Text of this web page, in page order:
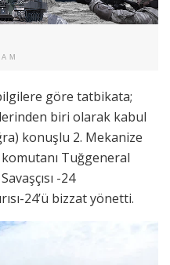
göre tatbikata;
biri olarak kabul
konuşlu 2. Mekanize
Tuğgeneral
-24
24’ü bizzat yönetti.